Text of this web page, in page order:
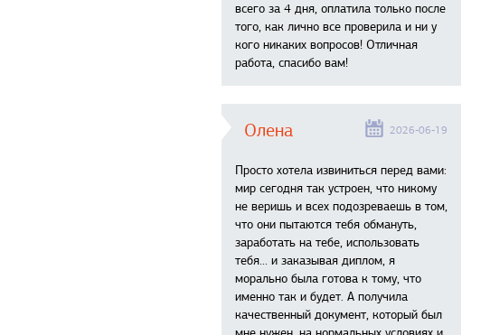
всего за 4 дня, оплатила только после
того, как лично все проверила и ни у
кого никаких вопросов! Отличная
работа, спасибо вам!
Олена 2026-06-19
Просто хотела извиниться перед вами:
мир сегодня так устроен, что никому
не веришь и всех подозреваешь в том,
что они пытаются тебя обмануть,
заработать на тебе, использовать
тебя... и заказывая диплом, я
морально была готова к тому, что
именно так и будет. А получила
качественный документ, который был